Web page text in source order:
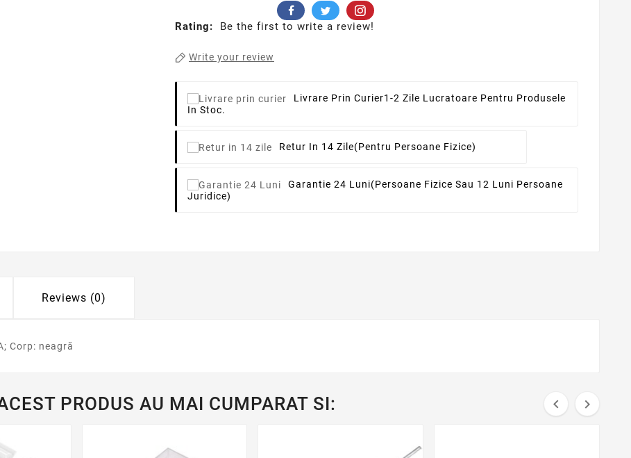
Rating: Be the first to write a review!
Write your review
Livrare Prin Curier1-2 Zile Lucratoare Pentru Produsele
In Stoc.
Retur In 14 Zile(pentru Persoane Fizice)
Garantie 24 Luni(persoane Fizice Sau 12 Luni Persoane
Juridice)
Reviews (0)
Corp: neagră
PRODUS AU MAI CUMPARAT SI:  